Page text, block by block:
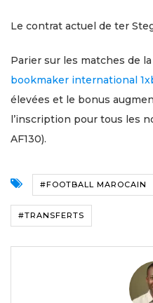
Le contrat actuel de ter
Parier sur les matches de
bookmaker international
élevées et le bonus
l’inscription pour tous les
AF130).
#FOOTBALL MAROCAIN
#TRANSFERTS